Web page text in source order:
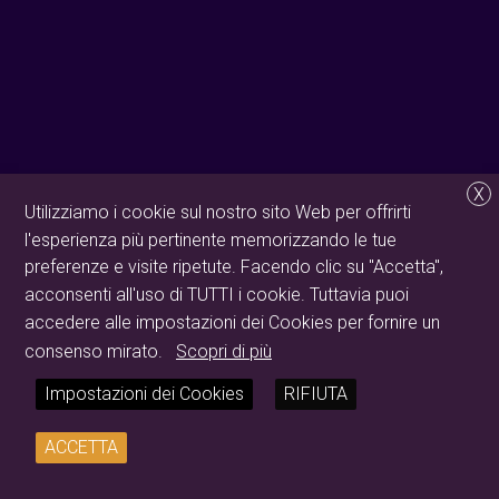
X
Utilizziamo i cookie sul nostro sito Web per offrirti
l'esperienza più pertinente memorizzando le tue
preferenze e visite ripetute. Facendo clic su "Accetta",
acconsenti all'uso di TUTTI i cookie. Tuttavia puoi
accedere alle impostazioni dei Cookies per fornire un
consenso mirato.
Scopri di più
Impostazioni dei Cookies
RIFIUTA
ACCETTA